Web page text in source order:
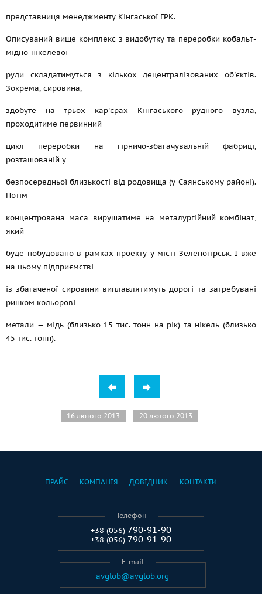
представниця менеджменту Кінгаської ГРК.
Описуваний вище комплекс з видобутку та переробки кобальт-
мідно-нікелевої
руди складатимуться з кількох децентралізованих об'єктів.
Зокрема, сировина,
здобуте на трьох кар'єрах Кінгаського рудного вузла,
проходитиме первинний
цикл переробки на гірничо-збагачувальній фабриці,
розташованій у
безпосередньої близькості від родовища (у Саянському районі).
Потім
концентрована маса вирушатиме на металургійний комбінат,
який
буде побудовано в рамках проекту у місті Зеленогірськ. І вже
на цьому підприємстві
із збагаченої сировини виплавлятимуть дорогі та затребувані
ринком кольорові
метали — мідь (близько 15 тис. тонн на рік) та нікель (близько
45 тис. тонн).
16 лютого 2013 20 лютого 2013
ПРАЙС КОМПАНІЯ ДОВІДНИК КОНТАКТИ
Телефон
+38 (056) 790-91-90
+38 (056) 790-91-90
E-mail
avglob@avglob.org